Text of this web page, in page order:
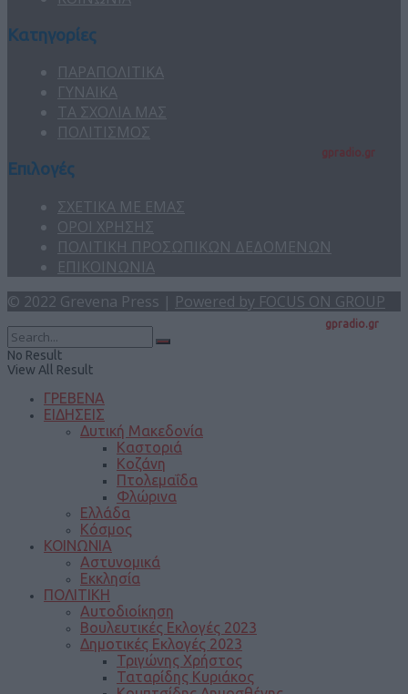
gpradio.gr
Κατηγορίες
ΠΑΡΑΠΟΛΙΤΙΚΑ
ΓΥΝΑΙΚΑ
ΤΑ ΣΧΟΛΙΑ ΜΑΣ
ΠΟΛΙΤΙΣΜΟΣ
Επιλογές
ΣΧΕΤΙΚΑ ΜΕ ΕΜΑΣ
ΟΡΟΙ ΧΡΗΣΗΣ
ΠΟΛΙΤΙΚΗ ΠΡΟΣΩΠΙΚΩΝ ΔΕΔΟΜΕΝΩΝ
ΕΠΙΚΟΙΝΩΝΙΑ
© 2022 Grevena Press | Powered by FOCUS ON GROUP
No Result
View All Result
ΓΡΕΒΕΝΑ
ΕΙΔΗΣΕΙΣ
Δυτική Μακεδονία
Καστοριά
Κοζάνη
Πτολεμαΐδα
Φλώρινα
Ελλάδα
Κόσμος
ΚΟΙΝΩΝΙΑ
Αστυνομικά
Εκκλησία
ΠΟΛΙΤΙΚΗ
Αυτοδιοίκηση
Βουλευτικές Εκλογές 2023
Δημοτικές Εκλογές 2023
Τριγώνης Χρήστος
Ταταρίδης Κυριάκος
gpradio.gr